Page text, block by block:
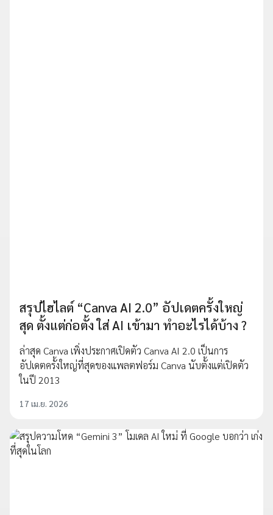
สรุปไฮไลต์ “Canva AI 2.0” อัปเดตครั้งใหญ่
สุด ตั้งแต่ก่อตั้ง ใส่ AI เข้ามา ทำอะไรได้บ้าง ?
ล่าสุด Canva เพิ่งประกาศเปิดตัว Canva AI 2.0 เป็นการ
อัปเดตครั้งใหญ่ที่สุดของแพลตฟอร์ม Canva นับตั้งแต่เปิดตัว
ในปี 2013
17 เม.ย. 2026